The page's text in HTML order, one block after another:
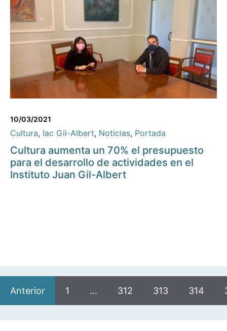
10/03/2021
Cultura, Iac Gil-Albert, Noticias, Portada
Cultura aumenta un 70% el presupuesto
para el desarrollo de actividades en el
Instituto Juan Gil-Albert
Anterior 1 … 312 313 314